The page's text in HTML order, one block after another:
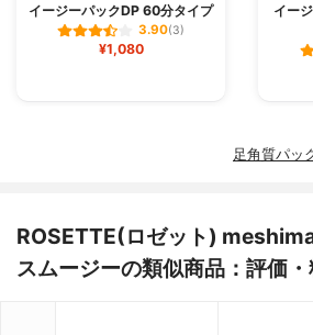
イージーパックDP 60分タイプ
3.90(3)
¥1,080
イー
足角質パッ
ROSETTE(ロゼット)
スムージーの類似商品：評価